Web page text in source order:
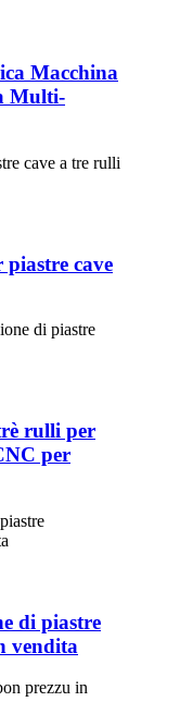
Macchina
Multi-
cave
rulli per
per
di piastre
vendita